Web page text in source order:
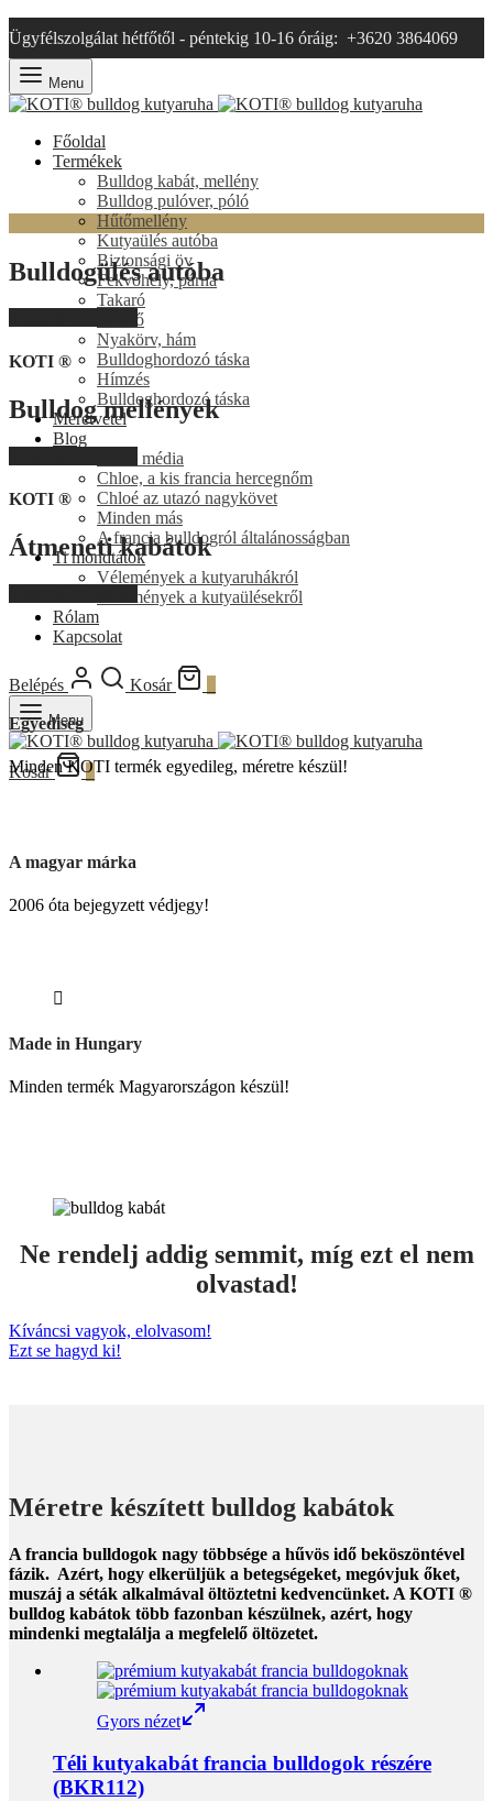
Ügyfélszolgálat hétfőtől - péntekig 10-16 óráig: +3620 3864069
Menu
Főoldal
Termékek
Bulldog kabát, mellény
Bulldog pulóver, póló
Hűtőmellény
Kutyaülés autóba
Biztonsági öv
Fekvőhely, párna
Takaró
Kendő
Nyakörv, hám
Bulldoghordozó táska
Hímzés
Bulldoghordozó táska
Méretvétel
Blog
Hazai média
Chloe, a kis francia hercegnőm
Chloé az utazó nagykövet
Minden más
A francia bulldogról általánosságban
Ti mondtátok
Vélemények a kutyaruhákról
Vélemények a kutyaülésekről
Rólam
Kapcsolat
Belépés Kosár
Menu
Kosár 0
Bulldogülés autóba
KOTI ®
Bulldog mellények
KOTI ®
Átmeneti kabátok
Egyediség
Minden KOTI termék egyedileg, méretre készül!
A magyar márka
2006 óta bejegyzett védjegy!
Made in Hungary
Minden termék Magyarországon készül!
Ne rendelj addig semmit, míg ezt el nem
olvastad!
Kíváncsi vagyok, elolvasom!
Ezt se hagyd ki!
Méretre készített bulldog kabátok
A francia bulldogok nagy többsége a hűvös idő beköszöntével
fázik. Azért, hogy elkerüljük a betegségeket, megóvjuk őket,
muszáj a séták alkalmával öltöztetni kedvencünket. A KOTI ®
bulldog kabátok több fazonban készülnek, azért, hogy
mindenki megtalálja a megfelelő öltözetet.
Gyors nézet
Téli kutyakabát francia bulldogok részére
(BKR112)